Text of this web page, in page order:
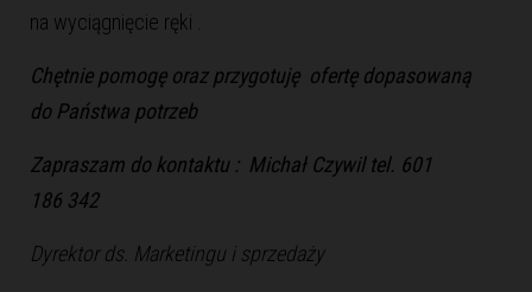
na wyciągnięcie ręki .
Chętnie pomogę oraz przygotuję ofertę dopasowaną
do Państwa potrzeb
Zapraszam do kontaktu : Michał Czywil tel. 601
186 342
Dyrektor ds. Marketingu i sprzedaży